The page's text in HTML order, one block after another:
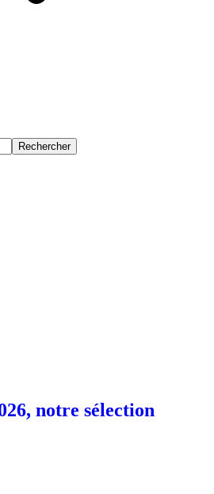
notre sélection